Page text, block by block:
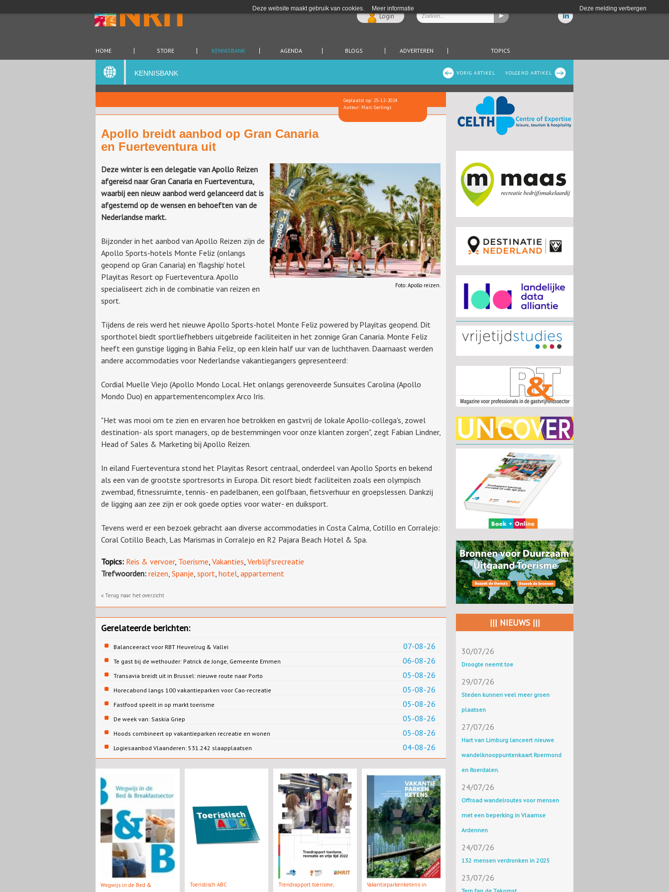
Deze website maakt gebruik van cookies. Meer informatie Deze melding verbergen
Login
HOME STORE KENNISBANK AGENDA BLOGS ADVERTEREN TOPICS
VOLGEND ARTIKEL
VORIG ARTIKEL
KENNISBANK
Geplaatst op: 25-12-2024
Auteur: Marc Gerlings
Apollo breidt aanbod op Gran Canaria
en Fuerteventura uit
Foto: Apollo reizen.
Deze winter is een delegatie van Apollo Reizen
afgereisd naar Gran Canaria en Fuerteventura,
waarbij een nieuw aanbod werd gelanceerd dat is
afgestemd op de wensen en behoeften van de
Nederlandse markt.
Bijzonder in het aanbod van Apollo Reizen zijn de
Apollo Sports-hotels Monte Feliz (onlangs
geopend op Gran Canaria) en ‘flagship’ hotel
Playitas Resort op Fuerteventura. Apollo
specialiseert zich in de combinatie van reizen en
sport.
Tijdens de reis werd het nieuwe Apollo Sports-hotel Monte Feliz powered by Playitas geopend. Dit
sporthotel biedt sportliefhebbers uitgebreide faciliteiten in het zonnige Gran Canaria. Monte Feliz
heeft een gunstige ligging in Bahia Feliz, op een klein half uur van de luchthaven. Daarnaast werden
andere accommodaties voor Nederlandse vakantiegangers gepresenteerd:
Cordial Muelle Viejo (Apollo Mondo Local. Het onlangs gerenoveerde Sunsuites Carolina (Apollo
Mondo Duo) en appartementencomplex Arco Iris.
"Het was mooi om te zien en ervaren hoe betrokken en gastvrij de lokale Apollo-collega's, zowel
destination- als sport managers, op de bestemmingen voor onze klanten zorgen", zegt Fabian Lindner,
Head of Sales & Marketing bij Apollo Reizen.
In eiland Fuerteventura stond het Playitas Resort centraal, onderdeel van Apollo Sports en bekend
als een van de grootste sportresorts in Europa. Dit resort biedt faciliteiten zoals een olympisch
zwembad, fitnessruimte, tennis- en padelbanen, een golfbaan, fietsverhuur en groepslessen. Dankzij
de ligging aan zee zijn er ook goede opties voor water- en duiksport.
Tevens werd er een bezoek gebracht aan diverse accommodaties in Costa Calma, Cotillo en Corralejo:
Coral Cotillo Beach, Las Marismas in Corralejo en R2 Pajara Beach Hotel & Spa.
Topics: Reis & vervoer, Toerisme Vakanties Verblijfsrecreatie
Trefwoorden: reizen Spanje sport hotel appartement
« Terug naar het overzicht
Gerelateerde berichten:
07-08-26
Balanceeract voor RBT Heuvelrug & Vallei
06-08-26
Te gast bij de wethouder: Patrick de Jonge, Gemeente Emmen
05-08-26
Transavia breidt uit in Brussel: nieuwe route naar Porto
05-08-26
Horecabond langs 100 vakantieparken voor Cao-recreatie
05-08-26
Fastfood speelt in op markt toerisme
05-08-26
De week van: Saskia Griep
05-08-26
Hoods combineert op vakantieparken recreatie en wonen
04-08-26
Logiesaanbod Vlaanderen: 531.242 slaapplaatsen
Wegwijs in de Bed &
Toeristisch ABC
Trendrapport toerisme,
Vakantieparkenketens in
||| NIEUWS |||
30/07/26
Droogte neemt toe
29/07/26
Steden kunnen veel meer groen
plaatsen
27/07/26
Hart van Limburg lanceert nieuwe
wandelknooppuntenkaart Roermond
en Roerdalen.
24/07/26
Offroad wandelroutes voor mensen
met een beperking in Vlaamse
Ardennen
24/07/26
132 mensen verdronken in 2025
23/07/26